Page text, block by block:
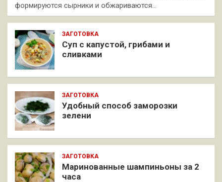
формируются сырники и обжариваются…
ЗАГОТОВКА
Суп с капустой, грибами и
сливками
ЗАГОТОВКА
Удобный способ заморозки
зелени
ЗАГОТОВКА
Маринованные шампиньоны за 2
часа